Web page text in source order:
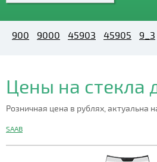
900 9000 45903 45905 9_3
Цены на стекла
Розничная цена в рублях, актуальна
SAAB